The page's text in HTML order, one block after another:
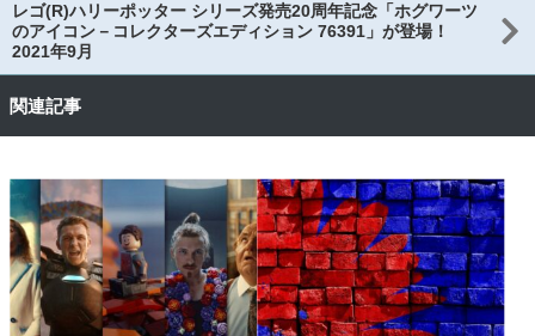
レゴ(R)ハリーポッター シリーズ発売20周年記念「ホグワーツ
のアイコン－コレクターズエディション 76391」が登場！
2021年9月
関連記事